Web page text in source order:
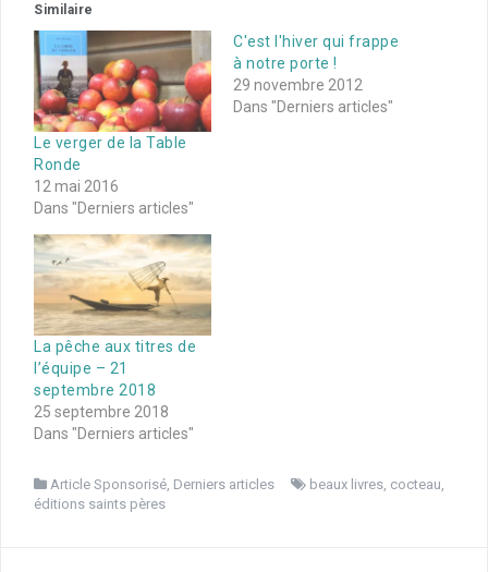
Similaire
Le verger de la Table
Ronde
12 mai 2016
Dans "Derniers articles"
C'est l'hiver qui frappe
à notre porte !
29 novembre 2012
Dans "Derniers articles"
La pêche aux titres de
l’équipe – 21
septembre 2018
25 septembre 2018
Dans "Derniers articles"
Article Sponsorisé, Derniers articles beaux livres, cocteau,
éditions saints pères